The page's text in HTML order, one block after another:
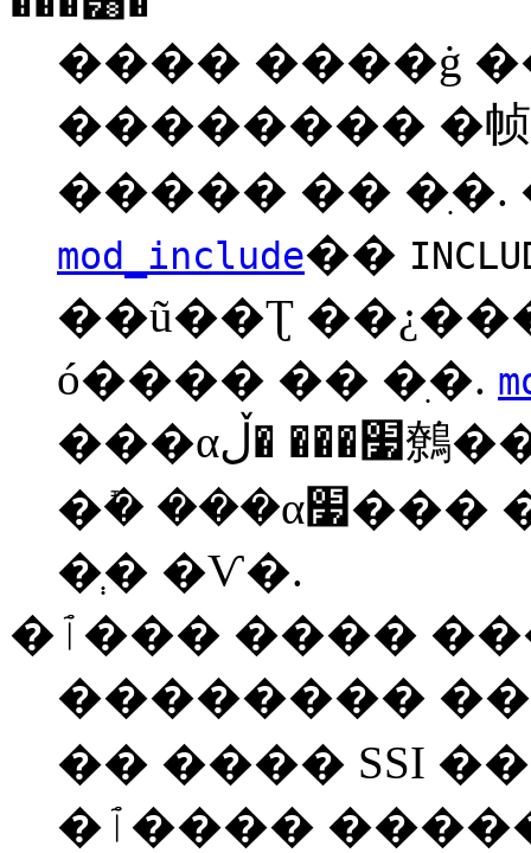
���� ����ġ
�������� �
�ִ�. ���� ���
mod_include��
��ũ��Ʈ ��¿���
ó���� �� �ִ�.
���α׷��� �ڵ鷯�� ����ϴ� �Ͱ� ����
�ܺ� ���α׷��� ���ͷ� ����� ��
�ְ� �Ѵ�.
���� ����
��������
�� ���� SSI
�ٱ���� �����ȴ�. �����ڴ�